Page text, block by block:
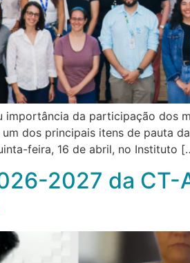
importância da participação
dos principais itens de pauta
feira, 16 de abril, no Instituto
2027 da